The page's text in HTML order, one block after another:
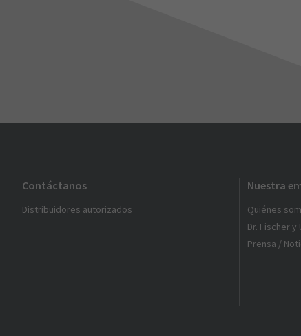
Contáctanos
Distribuidores autorizados
Nuestra
Quiénes
Dr. Fischer
Prensa /